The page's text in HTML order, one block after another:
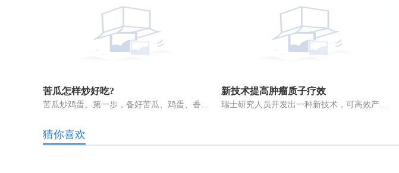
苦瓜怎样炒好吃? 新技术提高肿瘤质子疗效
猜你喜欢